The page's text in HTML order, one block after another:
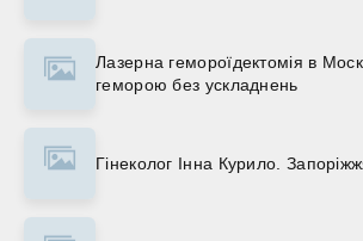
Лазерна гемороїдектомія в
геморою без ускладнень
Гінеколог Інна Курило.